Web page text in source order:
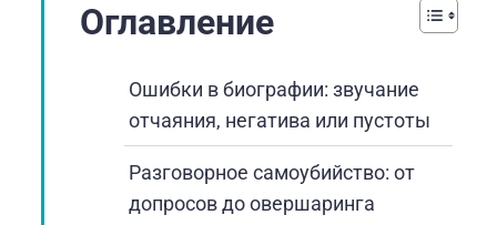
Оглавление
Ошибки в биографии: звучание
отчаяния, негатива или пустоты
Разговорное самоубийство: от
допросов до овершаринга